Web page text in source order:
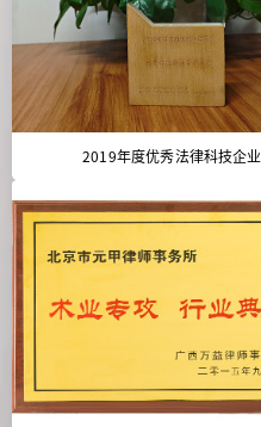
2019年度优秀法律科技企业